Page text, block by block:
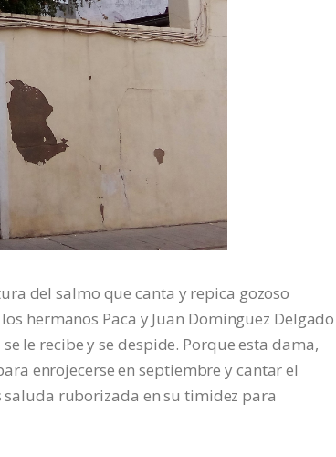
del salmo que canta y repica gozoso
hermanos Paca y Juan Domínguez Delgado
le recibe y se despide. Porque esta dama,
enrojecerse en septiembre y cantar el
saluda ruborizada en su timidez para